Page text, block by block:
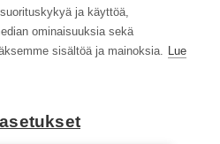
ja käyttöä,
ominaisuuksia sekä
sisältöä ja mainoksia. Lue